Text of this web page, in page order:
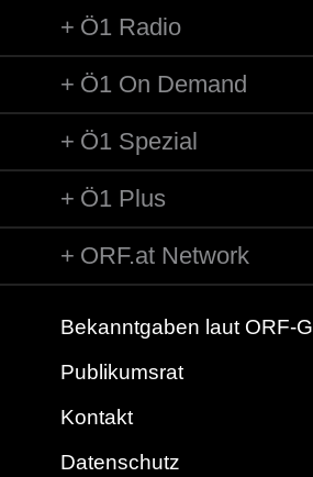
Ö1 Radio
Ö1 On Demand
Ö1 Spezial
Ö1 Plus
ORF.at Network
Bekanntgaben laut ORF-G
Publikumsrat
Kontakt
Datenschutz